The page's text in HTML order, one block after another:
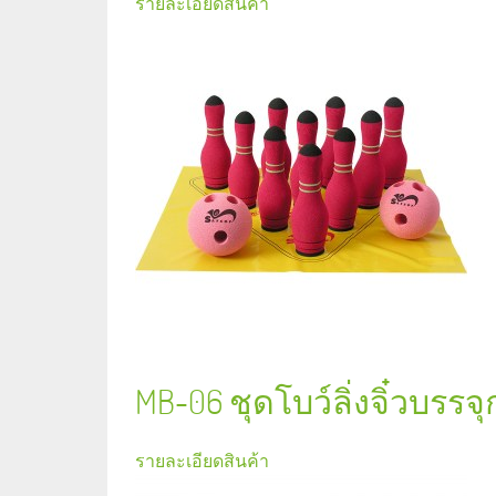
MB-06 ชุดโบว์ลิ่งจิ๋วบรรจุ
รายละเอียดสินค้า